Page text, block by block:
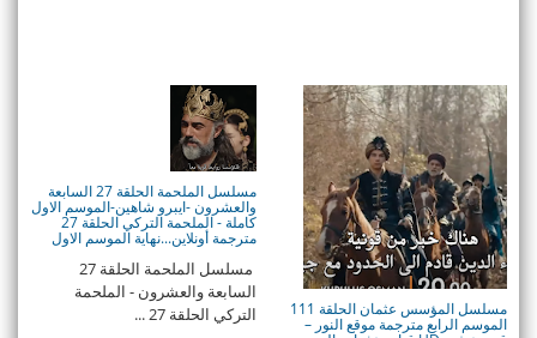
مسلسل المؤسس عثمان الحلقة 111
الموسم الرابع مترجمة موقع النور –
مسلسل الملحمة الحلقة 27 السابعة
والعشرون -ايبرو شاهين-الموسم الاول
كاملة - الملحمة التركي الحلقة 27
مترجمة أونلاين...نهاية الموسم الاول
مسلسل الملحمة الحلقة 27
السابعة والعشرون - الملحمة
التركي الحلقة 27 ...